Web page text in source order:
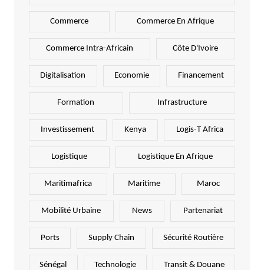
Commerce Commerce En Afrique
Commerce Intra-Africain Côte D'Ivoire
Digitalisation Economie Financement
Formation Infrastructure
Investissement Kenya Logis-T Africa
Logistique Logistique En Afrique
Maritimafrica Maritime Maroc
Mobilité Urbaine News Partenariat
Ports Supply Chain Sécurité Routière
Sénégal Technologie Transit & Douane